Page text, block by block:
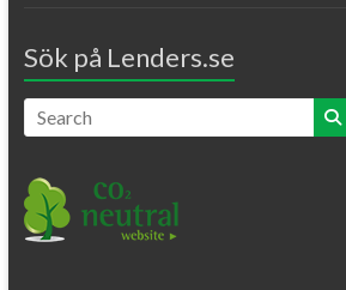
Sök på Lenders.se